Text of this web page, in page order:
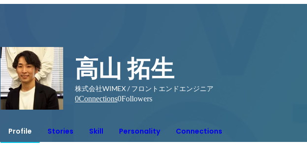
高山 拓生
株式会社WIMEX / フロントエンドエンジニア
0Connections0Followers
Profile Stories Skill Personality Connections